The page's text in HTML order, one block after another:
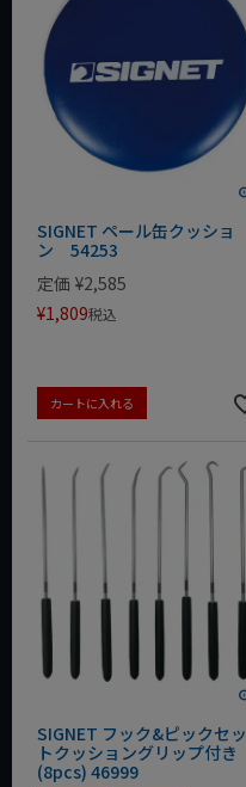
SIGNET ペール缶クッショ
ン 54253
定価 ¥2,585
¥1,809税込
カートに入れる
SIGNET フック&ピックセッ
トクッショングリップ付き
(8pcs) 46999